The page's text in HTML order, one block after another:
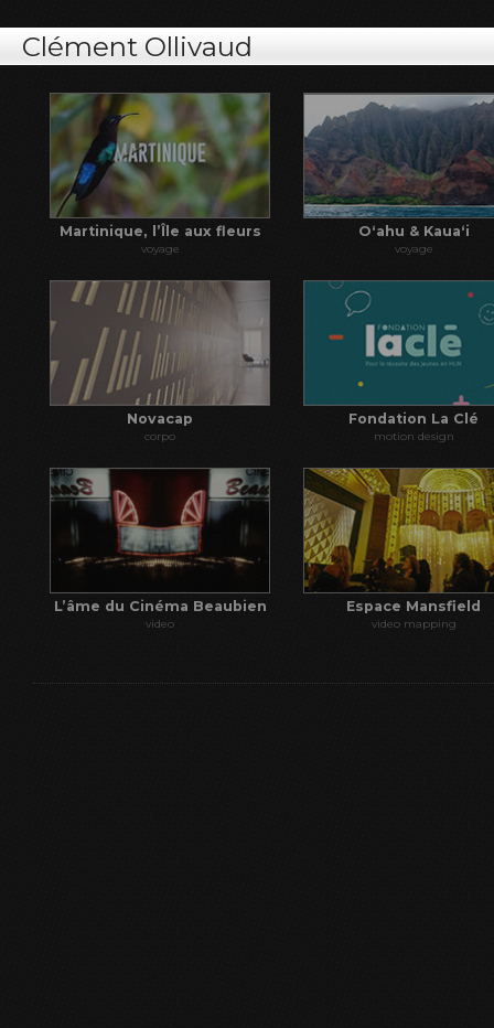
Clément Ollivaud
Martinique, l’Île aux fleurs
voyage
Oʻahu & Kauaʻi
voyage
Novacap
corpo
Fondation La Clé
motion design
L’âme du Cinéma Beaubien
video
Espace Mansfield
video mapping